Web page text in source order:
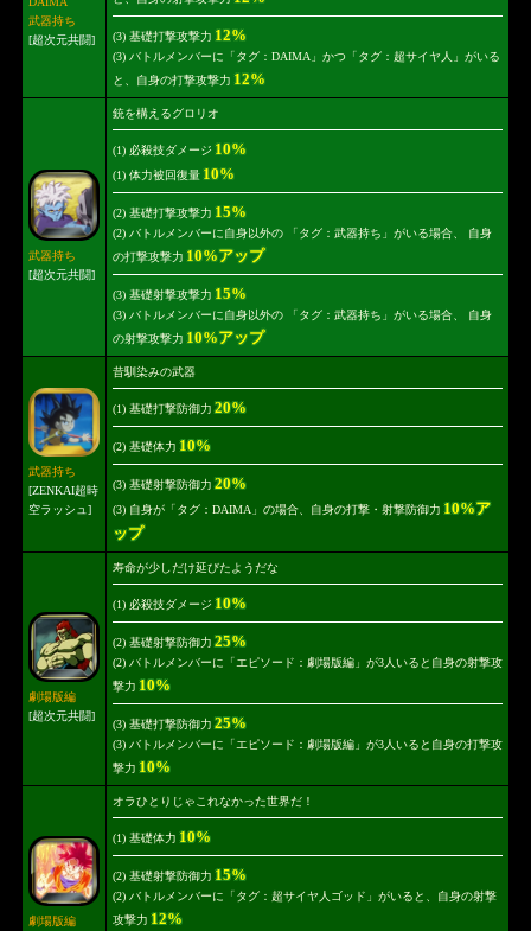
武器持ち
[超次元共闘]
(3) 基礎打撃攻撃力 12%
(3) バトルメンバーに「タグ：DAIMA」かつ「タグ：超サイヤ人」がいる
と、自身の打撃攻撃力 12%
武器持ち
[超次元共闘]
銃を構えるグロリオ
(1) 必殺技ダメージ 10%
(1) 体力被回復量 10%
(2) 基礎打撃攻撃力 15%
(2) バトルメンバーに自身以外の 「タグ：武器持ち」がいる場合、 自身
の打撃攻撃力 10%アップ
(3) 基礎射撃攻撃力 15%
(3) バトルメンバーに自身以外の 「タグ：武器持ち」がいる場合、 自身
の射撃攻撃力 10%アップ
武器持ち
[ZENKAI超時
空ラッシュ]
昔馴染みの武器
(1) 基礎打撃防御力 20%
(2) 基礎体力 10%
(3) 基礎射撃防御力 20%
(3) 自身が「タグ：DAIMA」の場合、自身の打撃・射撃防御力 10%ア
ップ
劇場版編
[超次元共闘]
寿命が少しだけ延びたようだな
(1) 必殺技ダメージ 10%
(2) 基礎射撃防御力 25%
(2) バトルメンバーに「エピソード：劇場版編」が3人いると自身の射撃攻
撃力 10%
(3) 基礎打撃防御力 25%
(3) バトルメンバーに「エピソード：劇場版編」が3人いると自身の打撃攻
撃力 10%
劇場版編
オラひとりじゃこれなかった世界だ！
(1) 基礎体力 10%
(2) 基礎射撃防御力 15%
(2) バトルメンバーに「タグ：超サイヤ人ゴッド」がいると、自身の射撃
攻撃力 12%